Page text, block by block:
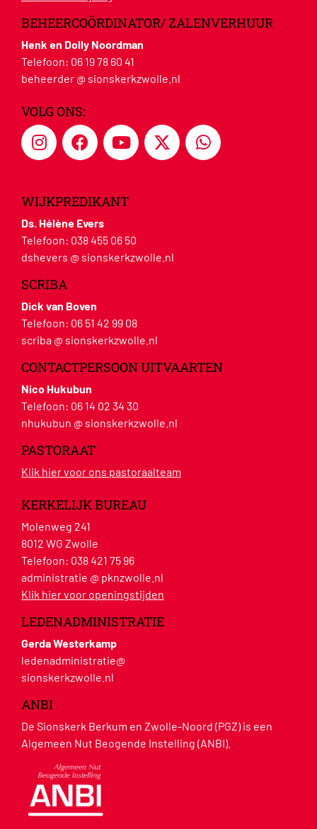
BEHEERCOÖRDINATOR/ ZALENVERHUUR
Henk en Dolly Noordman
Telefoon: 06 19 78 60 41
beheerder @ sionskerkzwolle.nl
VOLG ONS:
WIJKPREDIKANT
Ds. Hélène Evers
Telefoon: 038 455 06 50
dshevers @ sionskerkzwolle.nl
SCRIBA
Dick van Boven
Telefoon: 06 51 42 99 08
scriba @ sionskerkzwolle.nl
CONTACTPERSOON UITVAARTEN
Nico Hukubun
Telefoon: 06 14 02 34 30
nhukubun @ sionskerkzwolle.nl
PASTORAAT
Klik hier voor ons pastoraalteam
KERKELIJK BUREAU
Molenweg 241
8012 WG Zwolle
Telefoon: 038 421 75 96
administratie @ pknzwolle.nl
Klik hier voor openingstijden
LEDENADMINISTRATIE
Gerda Westerkamp
ledenadministratie@
sionskerkzwolle.nl
ANBI
De Sionskerk Berkum en Zwolle-Noord (PGZ) is een
Algemeen Nut Beogende Instelling (ANBI).